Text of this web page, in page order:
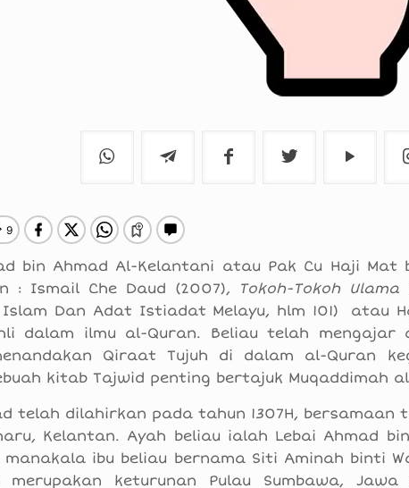
bin Ahmad Al-Kelantani atau Pak Cu Haji Mat
: Ismail Che Daud (2007),
Tokoh-Tokoh
Dan Adat Istiadat Melayu, hlm 101) atau
dalam ilmu al-Quran. Beliau telah mengajar
Qiraat Tujuh di dalam al-Quran
kitab Tajwid penting bertajuk Muqaddimah
telah dilahirkan pada tahun 1307H, bersamaan
Kelantan. Ayah beliau ialah Lebai Ahmad
ibu beliau bernama Siti Aminah binti
keturunan Pulau Sumbawa, Jawa